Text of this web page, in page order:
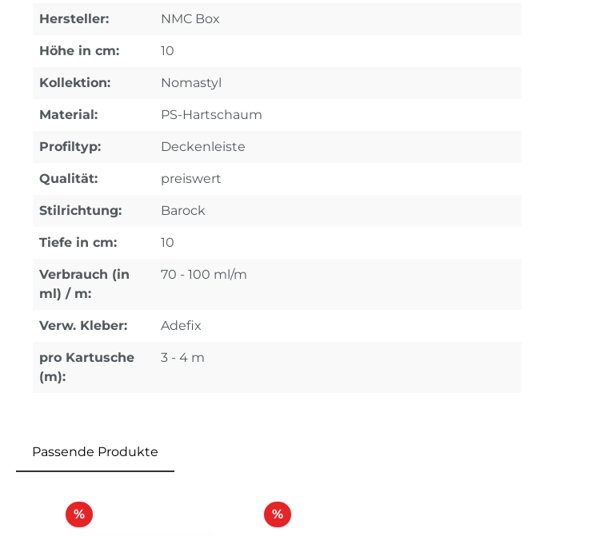
Hersteller: NMC Box
Höhe in cm: 10
Kollektion: Nomastyl
Material: PS-Hartschaum
Profiltyp: Deckenleiste
Qualität: preiswert
Stilrichtung: Barock
Tiefe in cm: 10
Verbrauch (in
ml) / m:
70 - 100 ml/m
Verw. Kleber: Adefix
pro Kartusche
(m):
3 - 4 m
Passende Produkte
%Rabatt %Rabatt